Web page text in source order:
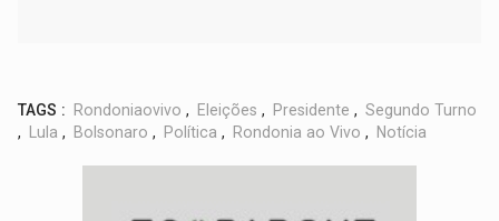
TAGS : Rondoniaovivo , Eleições , Presidente , Segundo Turno
,
Lula , Bolsonaro , Política , Rondonia ao Vivo , Notícia